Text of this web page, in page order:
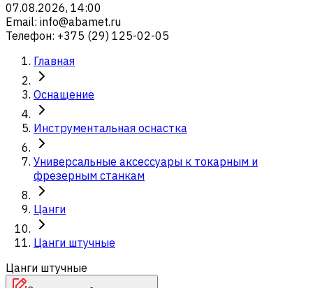
07.08.2026, 14:00
Email: info@abamet.ru
Телефон: +375 (29) 125-02-05
Главная
Оснащение
Инструментальная оснастка
Универсальные аксессуары к токарным и
фрезерным станкам
Цанги
Цанги штучные
Цанги штучные